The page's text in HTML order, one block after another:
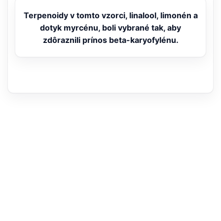
Terpenoidy v tomto vzorci, linalool, limonén a
dotyk myrcénu, boli vybrané tak, aby
zdôraznili prínos beta-karyofylénu.